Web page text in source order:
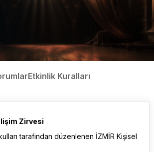
Etkinlik Kuralları
Zirvesi
tarafından düzenlenen İZMİR Kişisel